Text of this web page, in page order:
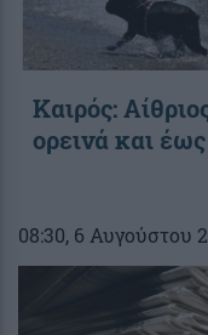
Καιρός:
ορεινά και
08:30, 6 Αυγούστου